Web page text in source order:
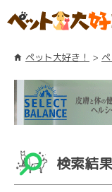
ペット大好き！
検索結果